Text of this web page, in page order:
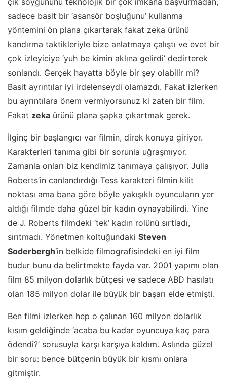
sadece basit bir ‘asansör boşluğunu’ kullanma
yöntemini ön plana çıkartarak fakat zeka ürünü
kandırma taktikleriyle bize anlatmaya çalıştı ve evet bir
çok izleyiciye ‘yuh be kimin aklına gelirdi’ dedirterek
sonlandı. Gerçek hayatta böyle bir şey olabilir mi?
Basit ayrıntılar iyi irdelenseydi olamazdı. Fakat izlerken
bu ayrıntılara önem vermiyorsunuz ki zaten bir film.
Fakat zeka ürünü plana şapka çıkartmak gerek.
İlginç bir başlangıcı var filmin, direk konuya giriyor.
Karakterleri tanıma gibi bir sorunla uğraşmıyor.
Zamanla onları biz kendimiz tanımaya çalışıyor. Julia
Roberts’in canlandırdığı Tess karakteri filmin kilit
noktası ama bana göre böyle yakışıklı oyuncuların yer
aldığı filmde daha güzel bir kadın oynayabilirdi. Yine
de J. Roberts filmdeki ‘tek’ kadın rolünü sırtladı,
sırıtmadı. Yönetmen koltuğundaki Steven
Soderbergh‘in belkide filmografisindeki en iyi film
budur bunu da belirtmekte fayda var. 2001 yapımı olan
film 85 milyon dolarlık bütçesi ve sadece ABD hasılatı
olan 185 milyon dolar ile büyük bir başarı elde etmişti.
Ben filmi izlerken hep o çalınan 160 milyon dolarlık
kısım geldiğinde ‘acaba bu kadar oyuncuya kaç para
ödendi?’ sorusuyla karşı karşıya kaldım. Aslında güzel
bir soru: bence bütçenin büyük bir kısmı onlara
gitmiştir.